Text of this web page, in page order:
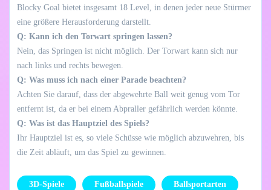
Blocky Goal bietet insgesamt 18 Level, in denen jeder neue Stürmer
eine größere Herausforderung darstellt.
Q: Kann ich den Torwart springen lassen?
Nein, das Springen ist nicht möglich. Der Torwart kann sich nur
nach links und rechts bewegen.
Q: Was muss ich nach einer Parade beachten?
Achten Sie darauf, dass der abgewehrte Ball weit genug vom Tor
entfernt ist, da er bei einem Abpraller gefährlich werden könnte.
Q: Was ist das Hauptziel des Spiels?
Ihr Hauptziel ist es, so viele Schüsse wie möglich abzuwehren, bis
die Zeit abläuft, um das Spiel zu gewinnen.
3D-Spiele Fußballspiele Ballsportarten